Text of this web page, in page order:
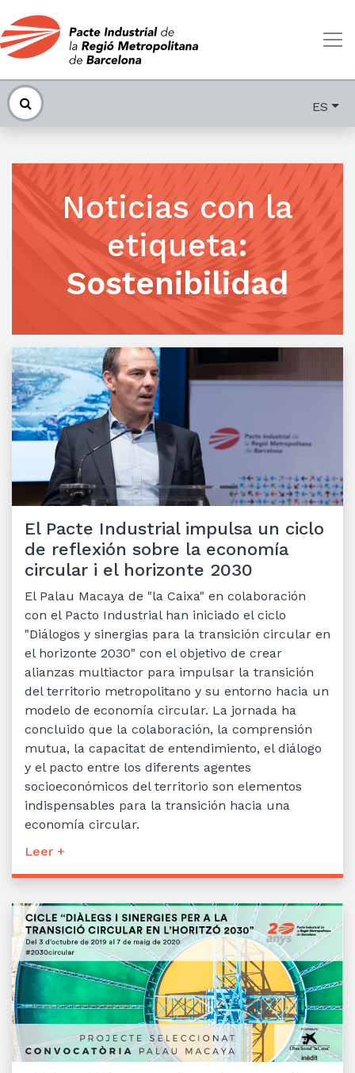
ES
Noticias con la
etiqueta:
Sostenibilidad
El Pacte Industrial impulsa un ciclo
de reflexión sobre la economía
circular i el horizonte 2030
El Palau Macaya de "la Caixa" en colaboración
con el Pacto Industrial han iniciado el ciclo
"Diálogos y sinergias para la transición circular en
el horizonte 2030" con el objetivo de crear
alianzas multiactor para impulsar la transición
del territorio metropolitano y su entorno hacia un
modelo de economía circular. La jornada ha
concluido que la colaboración, la comprensión
mutua, la capacitat de entendimiento, el diálogo
y el pacto entre los diferents agentes
socioeconómicos del territorio son elementos
indispensables para la transición hacia una
economía circular.
Leer +